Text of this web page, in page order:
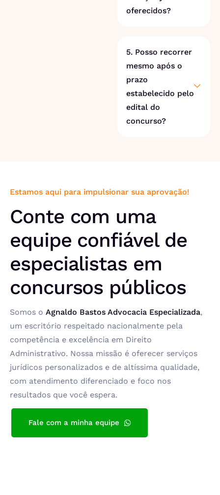
oferecidos?
5. Posso recorrer
mesmo após o
prazo
estabelecido pelo
edital do
concurso?
Estamos aqui para impulsionar sua aprovação!
Conte com uma
equipe confiável de
especialistas em
concursos públicos
Somos o Agnaldo Bastos Advocacia Especializada,
um escritório respeitado nacionalmente pela
competência e excelência em Direito
Administrativo. Nossa missão é oferecer serviços
jurídicos personalizados e de altíssima qualidade,
com atendimento diferenciado e foco nos
resultados que você espera.
Fale com a minha equipe